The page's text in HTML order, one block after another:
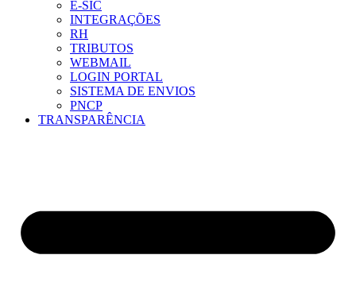
E-SIC
INTEGRAÇÕES
RH
TRIBUTOS
WEBMAIL
LOGIN PORTAL
SISTEMA DE ENVIOS
PNCP
TRANSPARÊNCIA